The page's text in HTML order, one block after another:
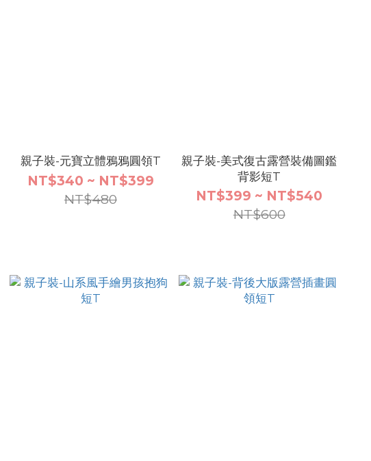
親子裝-元寶立體鴉鴉圓領T
NT$340 ~ NT$399
NT$480
親子裝-美式復古露營裝備圖鑑
背影短T
NT$399 ~ NT$540
NT$600